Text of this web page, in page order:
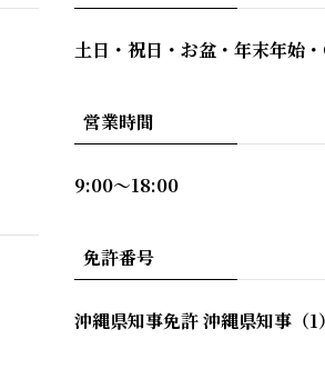
土日・祝日・お盆・年末年始
営業時間
9:00〜18:00
免許番号
沖縄県知事免許 沖縄県知事（